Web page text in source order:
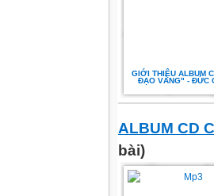
GIỚI THIỆU ALBUM
ĐẠO VÀNG" - ĐỨC
ALBUM CD
bài)